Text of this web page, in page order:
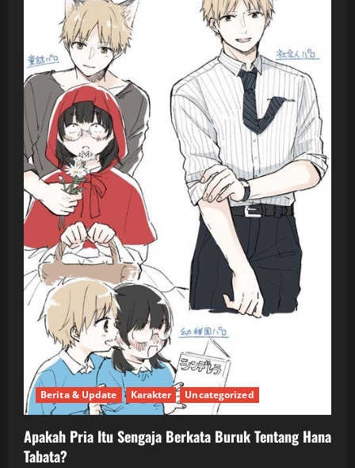
Berita & Update Karakter Uncategorized
Apakah Pria Itu Sengaja Berkata Buruk Tentang Hana
Tabata?